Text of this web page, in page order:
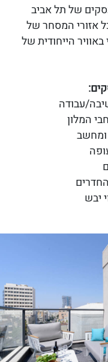
של תל אביב
אזורי המסחר של
באוויר הייחודית של
עבודה
המלון
יבש